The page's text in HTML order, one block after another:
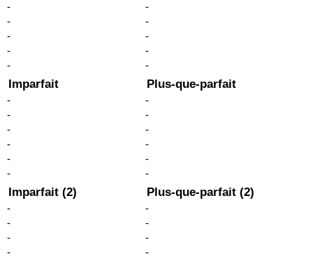
-
-
-
-
-
-
-
-
-
-
Imparfait
-
-
-
-
-
-
Plus-que-parfait
-
-
-
-
-
-
Imparfait (2)
-
-
-
-
Plus-que-parfait (2)
-
-
-
-